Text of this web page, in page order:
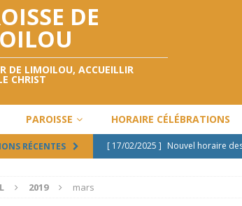
DE
DE LIMOILOU, ACCUEILLIR
CHRIST
PAROISSE HORAIRE CÉLÉBRATIONS
RÉCENTES [ 17/02/2025 ] Nouvel horaire
2019 mars